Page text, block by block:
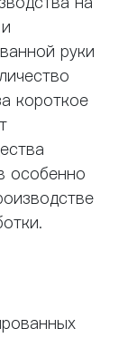
руки
короткое
особенно